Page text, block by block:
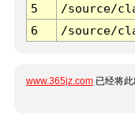
5
/source/
6
/source/
www.365jz.com 已经将